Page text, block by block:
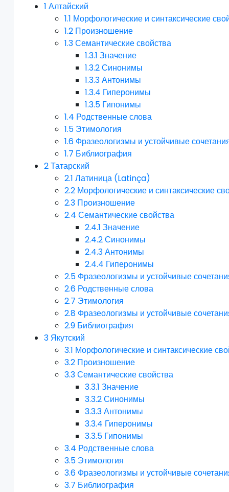
1 Алтайский
1.1 Морфологические и синтаксические
1.2 Произношение
1.3Семантические свойства
1.3.1 Значение
1.3.2Синонимы
1.3.3Антонимы
1.3.4 Гиперонимы
1.3.5 Гипонимы
1.4 Родственные слова
1.5 Этимология
1.6 Фразеологизмы и устойчивые
1.7 Библиография
2Татарский
2.1 Латиница (Latinça)
2.2 Морфологические и синтаксические
2.3 Произношение
2.4 Семантические свойства
2.4.1 Значение
2.4.2Синонимы
2.4.3Антонимы
2.4.4 Гиперонимы
2.5 Фразеологизмы и устойчивые
2.6 Родственные слова
2.7 Этимология
2.8 Фразеологизмы и устойчивые
2.9 Библиография
3 Якутский
3.1 Морфологические и синтаксические
3.2 Произношение
3.3Семантические свойства
3.3.1 Значение
3.3.2Синонимы
3.3.3Антонимы
3.3.4 Гиперонимы
3.3.5 Гипонимы
3.4 Родственные слова
3.5 Этимология
3.6 Фразеологизмы и устойчивые
3.7 Библиография